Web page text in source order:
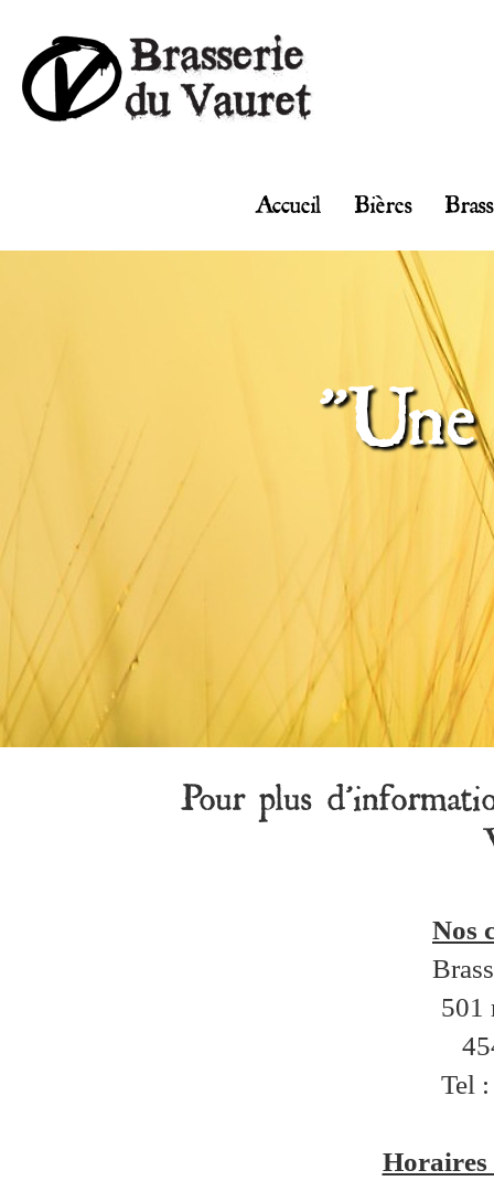
Accueil Bières
"Une
Pour plus
Nos
501
Tel